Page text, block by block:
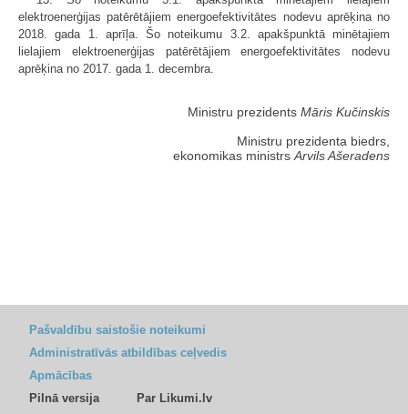
elektroenerģijas patērētājiem energoefektivitātes nodevu aprēķina no
2018. gada 1. aprīļa. Šo noteikumu 3.2. apakšpunktā minētajiem
lielajiem elektroenerģijas patērētājiem energoefektivitātes nodevu
aprēķina no 2017. gada 1. decembra.
Ministru prezidents Māris Kučinskis
Ministru prezidenta biedrs,
ekonomikas ministrs Arvils Ašeradens
Pašvaldību saistošie noteikumi
Administratīvās atbildības ceļvedis
Apmācības
Pilnā versija
Par Likumi.lv